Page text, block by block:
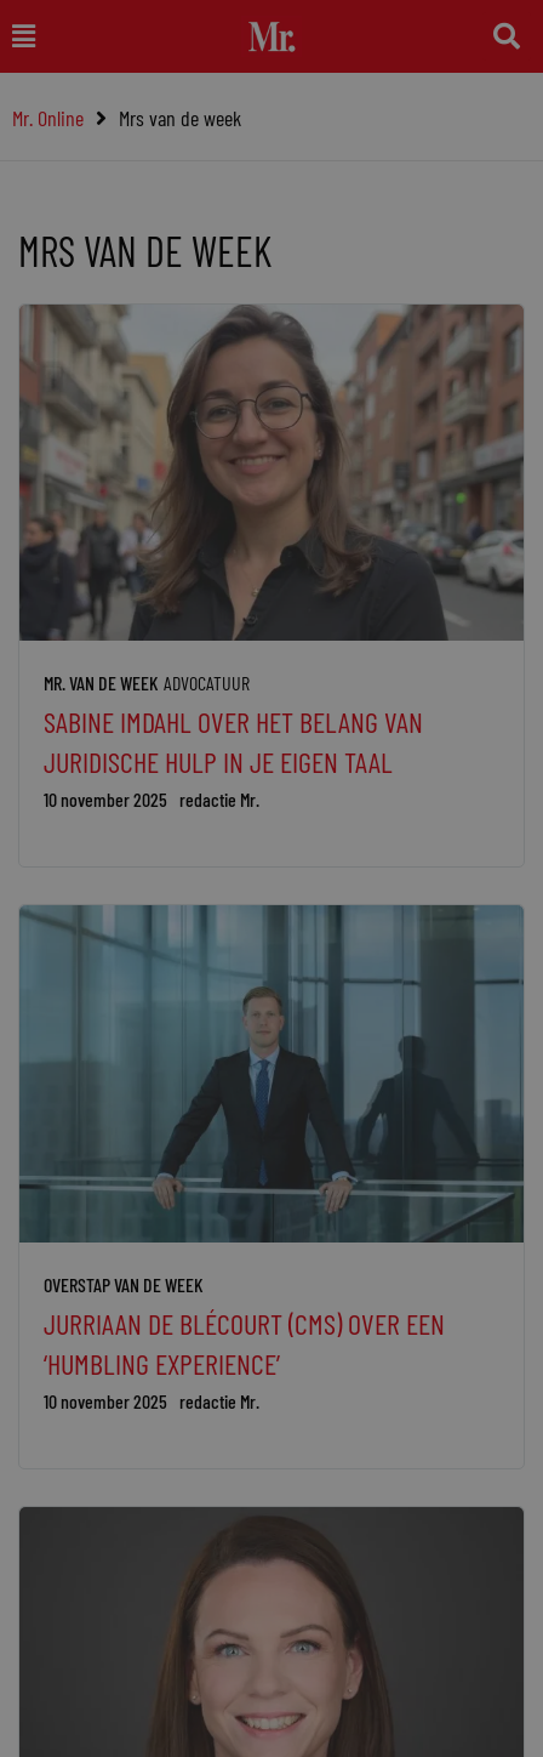
naar
inhoud
Main
Menu
Mr. Online Mrs van de week
MRS VAN DE WEEK
MR. VAN DE WEEK ADVOCATUUR
SABINE IMDAHL OVER HET BELANG VAN
JURIDISCHE HULP IN JE EIGEN TAAL
10 november 2025 redactie Mr.
OVERSTAP VAN DE WEEK
JURRIAAN DE BLÉCOURT (CMS) OVER EEN
‘HUMBLING EXPERIENCE’
10 november 2025 redactie Mr.
Pagina
PaginaPagina
PaginaPagina Pagina